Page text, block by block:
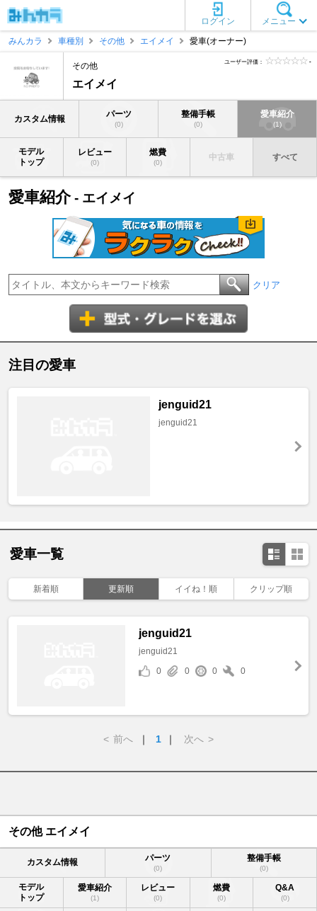
メニュー
ログイン
みんカラ
車種別 その他 エイメイ 愛車(オーナー)
その他
エイメイ
ユーザー評価： -
カスタム情報 パーツ
(0)
整備手帳
(0)
愛車紹介
(1)
モデル
トップ
レビュー
(0)
燃費
(0)
中古車 すべて
愛車紹介- エイメイ
クリア
注目の愛車
jenguid21
jenguid21
愛車一覧
新着順 更新順 イイね！順 クリップ順
jenguid21
jenguid21
0
0 0 0
< 前へ ｜ 1 ｜ 次へ >
その他 エイメイ
カスタム情報 パーツ
(0)
整備手帳
(0)
モデル
トップ
愛車紹介
(1)
レビュー
(0)
燃費
(0)
Q&A
(0)